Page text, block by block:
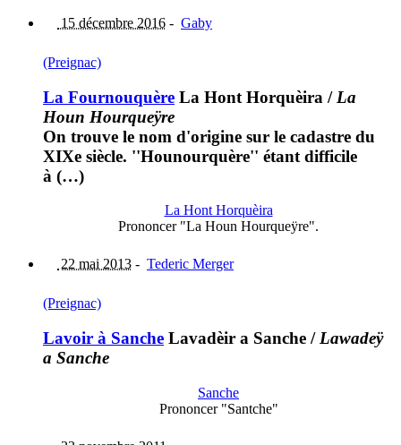
15 décembre 2016 - Gaby
(Preignac)
La Fournouquère La Hont Horquèira / La
Houn Hourqueÿre
On trouve le nom d'origine sur le cadastre du
XIXe siècle. ''Hounourquère'' étant difficile
à (…)
La Hont Horquèira
Prononcer "La Houn Hourqueÿre".
22 mai 2013 - Tederic Merger
(Preignac)
Lavoir à Sanche Lavadèir a Sanche / Lawadeÿ
a Sanche
Sanche
Prononcer "Santche"